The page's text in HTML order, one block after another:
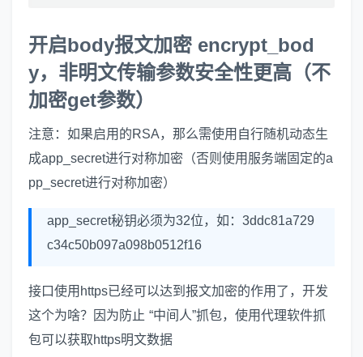
开启body报文加密 encrypt_bod
y，非明文传输参数安全性更高（不
加密get参数）
注意：如果启用的RSA，那么需使用自行随机动态生
成app_secret进行对称加密（否则使用服务端固定的a
pp_secret进行对称加密）
app_secret秘钥必须为32位，如：3ddc81a729
c34c50b097a098b0512f16
接口使用https已经可以达到报文加密的作用了，开发
这个为啥？因为防止 “中间人”抓包，使用代理软件抓
包可以获取https明文数据